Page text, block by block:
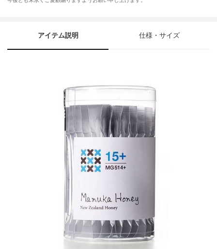
アイテム説明 仕様・サイズ